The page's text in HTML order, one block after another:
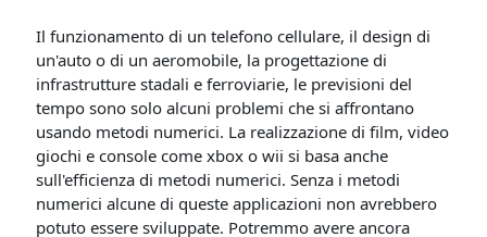
Il funzionamento di un telefono cellulare, il design di
un'auto o di un aeromobile, la progettazione di
infrastrutture stadali e ferroviarie, le previsioni del
tempo sono solo alcuni problemi che si affrontano
usando metodi numerici. La realizzazione di film, video
giochi e console come xbox o wii si basa anche
sull'efficienza di metodi numerici. Senza i metodi
numerici alcune di queste applicazioni non avrebbero
potuto essere sviluppate. Potremmo avere ancora